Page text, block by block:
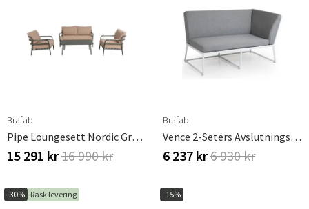
Brafab
Pipe Loungesett Nordic Green/Barcley
15 291 kr16 990 kr
Brafab
Vence 2-Seters Avslutningsdel Venstre Hvit/grå
6 237 kr6 930 kr
-30% Rask levering -15%